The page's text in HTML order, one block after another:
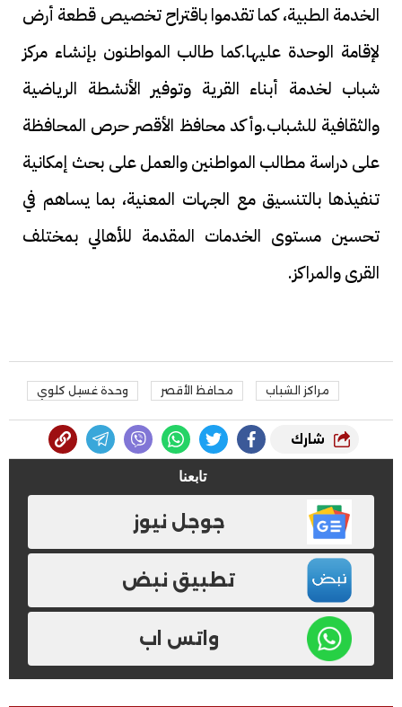
الخدمة الطبية، كما تقدموا باقتراح تخصيص قطعة أرض
لإقامة الوحدة عليها.كما طالب المواطنون بإنشاء مركز
شباب لخدمة أبناء القرية وتوفير الأنشطة الرياضية
والثقافية للشباب.وأكد محافظ الأقصر حرص المحافظة
على دراسة مطالب المواطنين والعمل على بحث إمكانية
تنفيذها بالتنسيق مع الجهات المعنية، بما يساهم في
تحسين مستوى الخدمات المقدمة للأهالي بمختلف
القرى والمراكز.
مراكز الشباب محافظ الأقصر وحدة غسيل كلوي
شارك
تابعنا
جوجل نيوز
تطبيق نبض
واتس اب